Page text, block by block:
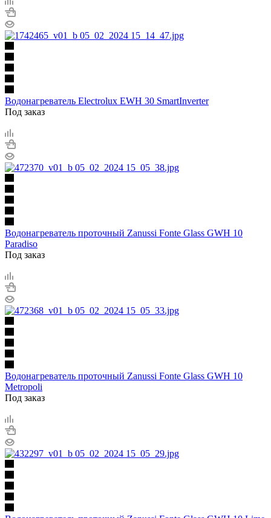
Водонагреватель Electrolux EWH 30 SmartInverter
Под заказ
Водонагреватель проточный Zanussi Fonte Glass GWH 10
Paradiso
Под заказ
Водонагреватель проточный Zanussi Fonte Glass GWH 10
Metropoli
Под заказ